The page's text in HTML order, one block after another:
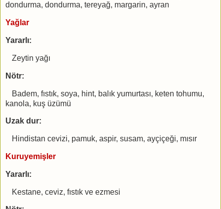
dondurma, dondurma, tereyağ, margarin, ayran
Yağlar
Yararlı:
Zeytin yağı
Nötr:
Badem, fıstık, soya, hint, balık yumurtası, keten tohumu,
kanola, kuş üzümü
Uzak dur:
Hindistan cevizi, pamuk, aspir, susam, ayçiçeği, mısır
Kuruyemişler
Yararlı:
Kestane, ceviz, fıstık ve ezmesi